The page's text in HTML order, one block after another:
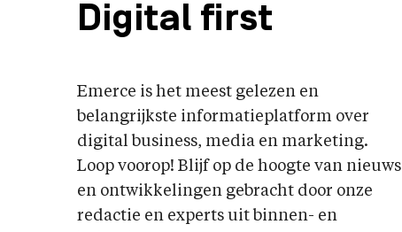
Digital first
Emerce is het meest gelezen en
belangrijkste informatieplatform over
digital business, media en marketing.
Loop voorop! Blijf op de hoogte van nieuws
en ontwikkelingen gebracht door onze
redactie en experts uit binnen- en